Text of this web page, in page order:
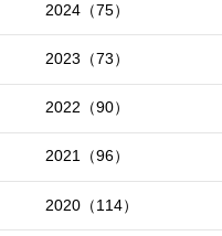
2024（75）
2023（73）
2022（90）
2021（96）
2020（114）